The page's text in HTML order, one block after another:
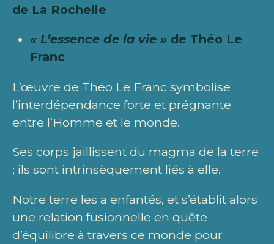
de La Rochelle
« L’essence de la vie » de Théo Le
Franc
L’œuvre de Théo Le Franc symbolise
l’interdépendance forte et prégnante
entre l’Homme et le monde.
Ses corps jaillissent du magma de la terre
; ils sont intrinsèquement liés à elle.
Notre terre les a enfantés, et s’établit alors
une relation fusionnelle en quête
d’équilibre à travers ce monde pour